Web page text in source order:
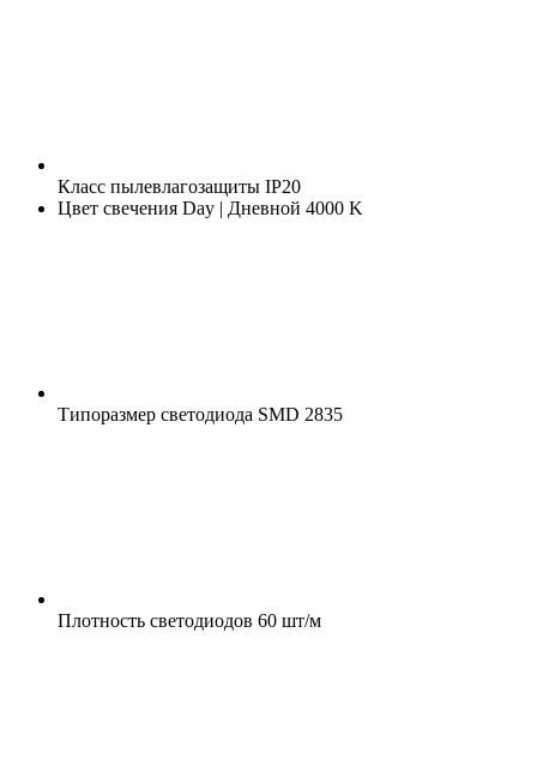
Класс пылевлагозащиты IP20
Цвет свечения Day | Дневной 4000 K
Типоразмер светодиода SMD 2835
Плотность светодиодов 60 шт/м